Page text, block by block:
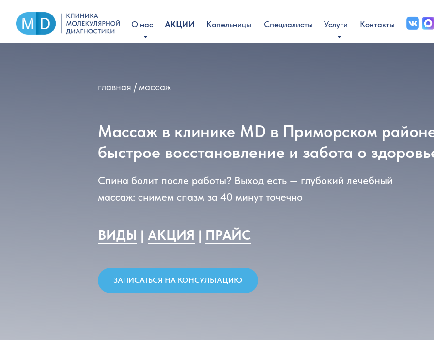
+7
Специалисты
Капельницы
О нас АКЦИИ Услуги Контакты
+7
быстрое восстановление и забота о здоровье
Спина болит после работы? Выход есть — глубокий лечебный
массаж: снимем спазм за 40 минут точечно